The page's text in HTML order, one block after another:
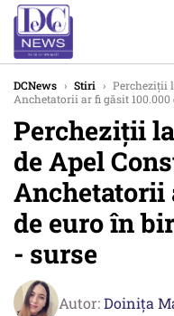
DCNews › Stiri › Percheziții
Anchetatorii ar fi găsit
Percheziții
de Apel
Anchetatorii
de euro în
- surse
Autor:Doinița